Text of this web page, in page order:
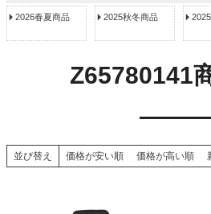
2026春夏商品 2025秋冬商品
Z65780141
並び替え 価格が安い順 価格が高い順